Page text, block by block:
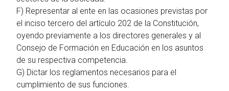
F) Representar al ente en las ocasiones previstas por
el inciso tercero del artículo 202 de la Constitución,
oyendo previamente a los directores generales y al
Consejo de Formación en Educación en los asuntos
de su respectiva competencia.
G) Dictar los reglamentos necesarios para el
cumplimiento de sus funciones.